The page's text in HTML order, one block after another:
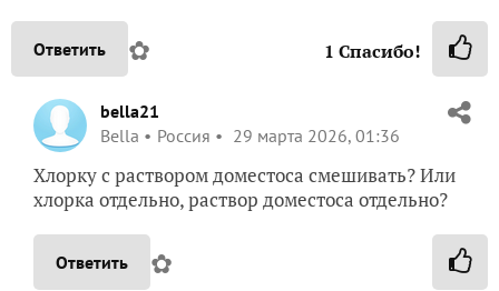
Ответить ✿ 1 Спасибо!
bella21
Bella
Россия 29 марта 2026, 01:36
Хлорку с раствором доместоса смешивать? Или
хлорка отдельно, раствор доместоса отдельно?
Ответить ✿